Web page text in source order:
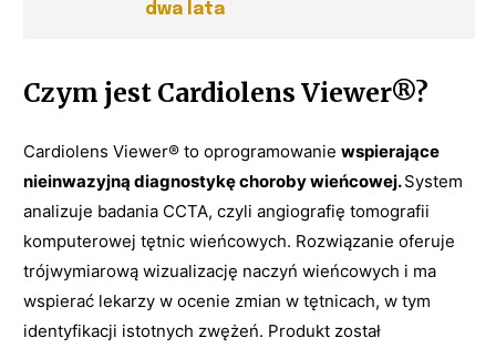
dwa lata
Czym jest Cardiolens Viewer®?
Cardiolens Viewer® to oprogramowanie wspierające
nieinwazyjną diagnostykę choroby wieńcowej.System
analizuje badania CCTA, czyli angiografię tomografii
komputerowej tętnic wieńcowych. Rozwiązanie oferuje
trójwymiarową wizualizację naczyń wieńcowych i ma
wspierać lekarzy w ocenie zmian w tętnicach, w tym
identyfikacji istotnych zwężeń. Produkt został